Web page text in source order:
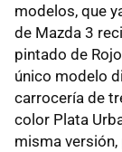
modelos, que
de Mazda 3
pintado de
único modelo
carrocería de
color Plata
misma